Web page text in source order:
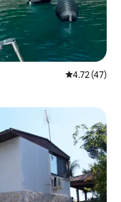
レビュー47
4.72 (47)